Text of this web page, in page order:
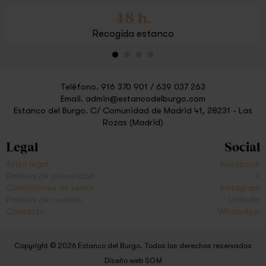
Recogida estanco
Teléfono. 916 370 901 / 639 037 263
Email. admin@estancodelburgo.com
Estanco del Burgo. C/ Comunidad de Madrid 41, 28231 - Las
Rozas (Madrid)
Legal Social
Copyright © 2026 Estanco del Burgo. Todos los derechos reservados
Diseño web SGM